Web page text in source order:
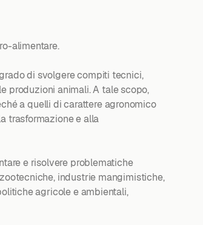
alimentare.
di svolgere compiti tecnici,
produzioni animali. A tale scopo,
a quelli di carattere agronomico
trasformazione e alla
e risolvere problematiche
industrie mangimistiche,
agricole e ambientali,